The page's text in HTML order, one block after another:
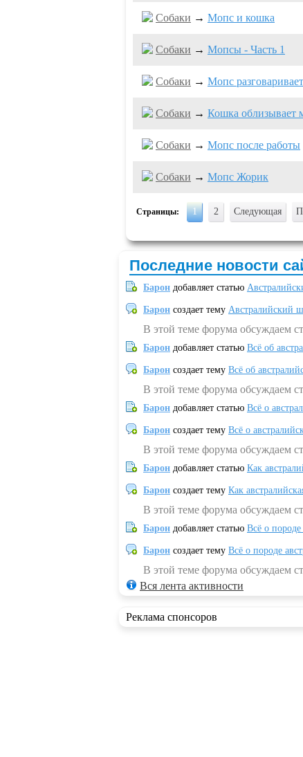
Собаки → Мопс и кошка
Собаки → Мопсы - Часть 1
Собаки → Мопс
Собаки → Кошка облизывает
Собаки → Мопс после работы
Собаки → Мопс Жорик
Страницы: 1 2 Следующая
Последние новости
Барон добавляет статью
Барон создает тему Австралийский
В этой теме форума обсуждаем
Барон добавляет статью Всё об
Барон создает тему Всё об
В этой теме форума обсуждаем
Барон добавляет статью Всё о
Барон создает тему Всё о
В этой теме форума обсуждаем
Барон добавляет статью Как
Барон создает тему Как
В этой теме форума обсуждаем
Барон добавляет статью Всё о породе
Барон создает тему Всё о породе
В этой теме форума обсуждаем
Вся лента активности
Реклама спонсоров